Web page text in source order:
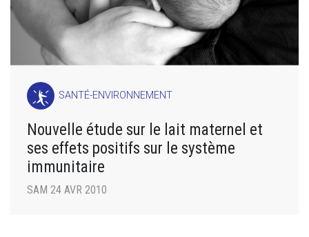
SANTÉ-ENVIRONNEMENT
Nouvelle étude sur le lait maternel et
ses effets positifs sur le système
immunitaire
SAM 24 AVR 2010